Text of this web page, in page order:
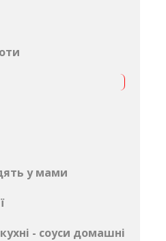
у мами
- соуси домашні